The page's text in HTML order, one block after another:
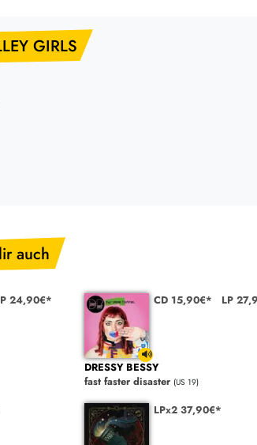
GIRLS
auch
24,90€* CD 15,90€* LP
DRESSY BESSY
fast faster disaster (US 19)
LPx2 37,90€*